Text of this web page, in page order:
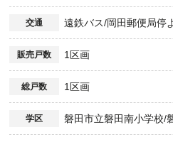
交通 遠鉄バス/岡田郵便局
販売戸数 1区画
総戸数 1区画
学区 磐田市立磐田南小学校/